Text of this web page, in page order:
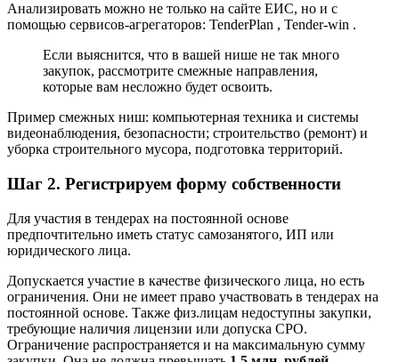
Анализировать можно не только на сайте ЕИС, но и с
помощью сервисов-агрегаторов: TenderPlan , Tender-win .
Если выяснится, что в вашей нише не так много
закупок, рассмотрите смежные направления,
которые вам несложно будет освоить.
Пример смежных ниш: компьютерная техника и системы
видеонаблюдения, безопасности; строительство (ремонт) и
уборка строительного мусора, подготовка территорий.
Шаг 2. Регистрируем форму собственности
Для участия в тендерах на постоянной основе
предпочтительно иметь статус самозанятого, ИП или
юридического лица.
Допускается участие в качестве физического лица, но есть
ограничения. Они не имеет право участвовать в тендерах на
постоянной основе. Также физ.лицам недоступны закупки,
требующие наличия лицензии или допуска СРО.
Ограничение распространяется и на максимальную сумму